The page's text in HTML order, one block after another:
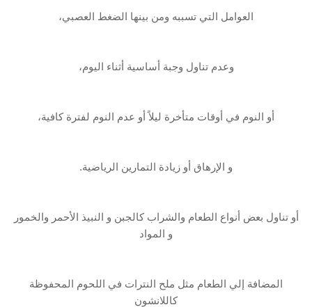
العوامل التي تسببه ‏ومن بينها الضغط العصبي،
وعدم تناول وجبة أساسية أثناء اليوم،
أو النوم في‎ ‎أوقات متأخرة ليلاً ‏أو عدم النوم لفترة كافية،
و الإرهاق أو زيادة‎ ‎التمارين الرياضية.
أو تناول بعض أنواع الطعام ‏والشراب كالجبن و النبيذ‎ ‎الأحمر والخمور
و المواد
المضافة إلي الطعام مثل ملح النترات في ‏اللحوم‎ ‎المحفوظة
كاللانشون